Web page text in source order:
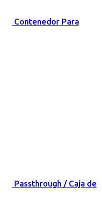
Contenedor Para
Passthrough / Caja de